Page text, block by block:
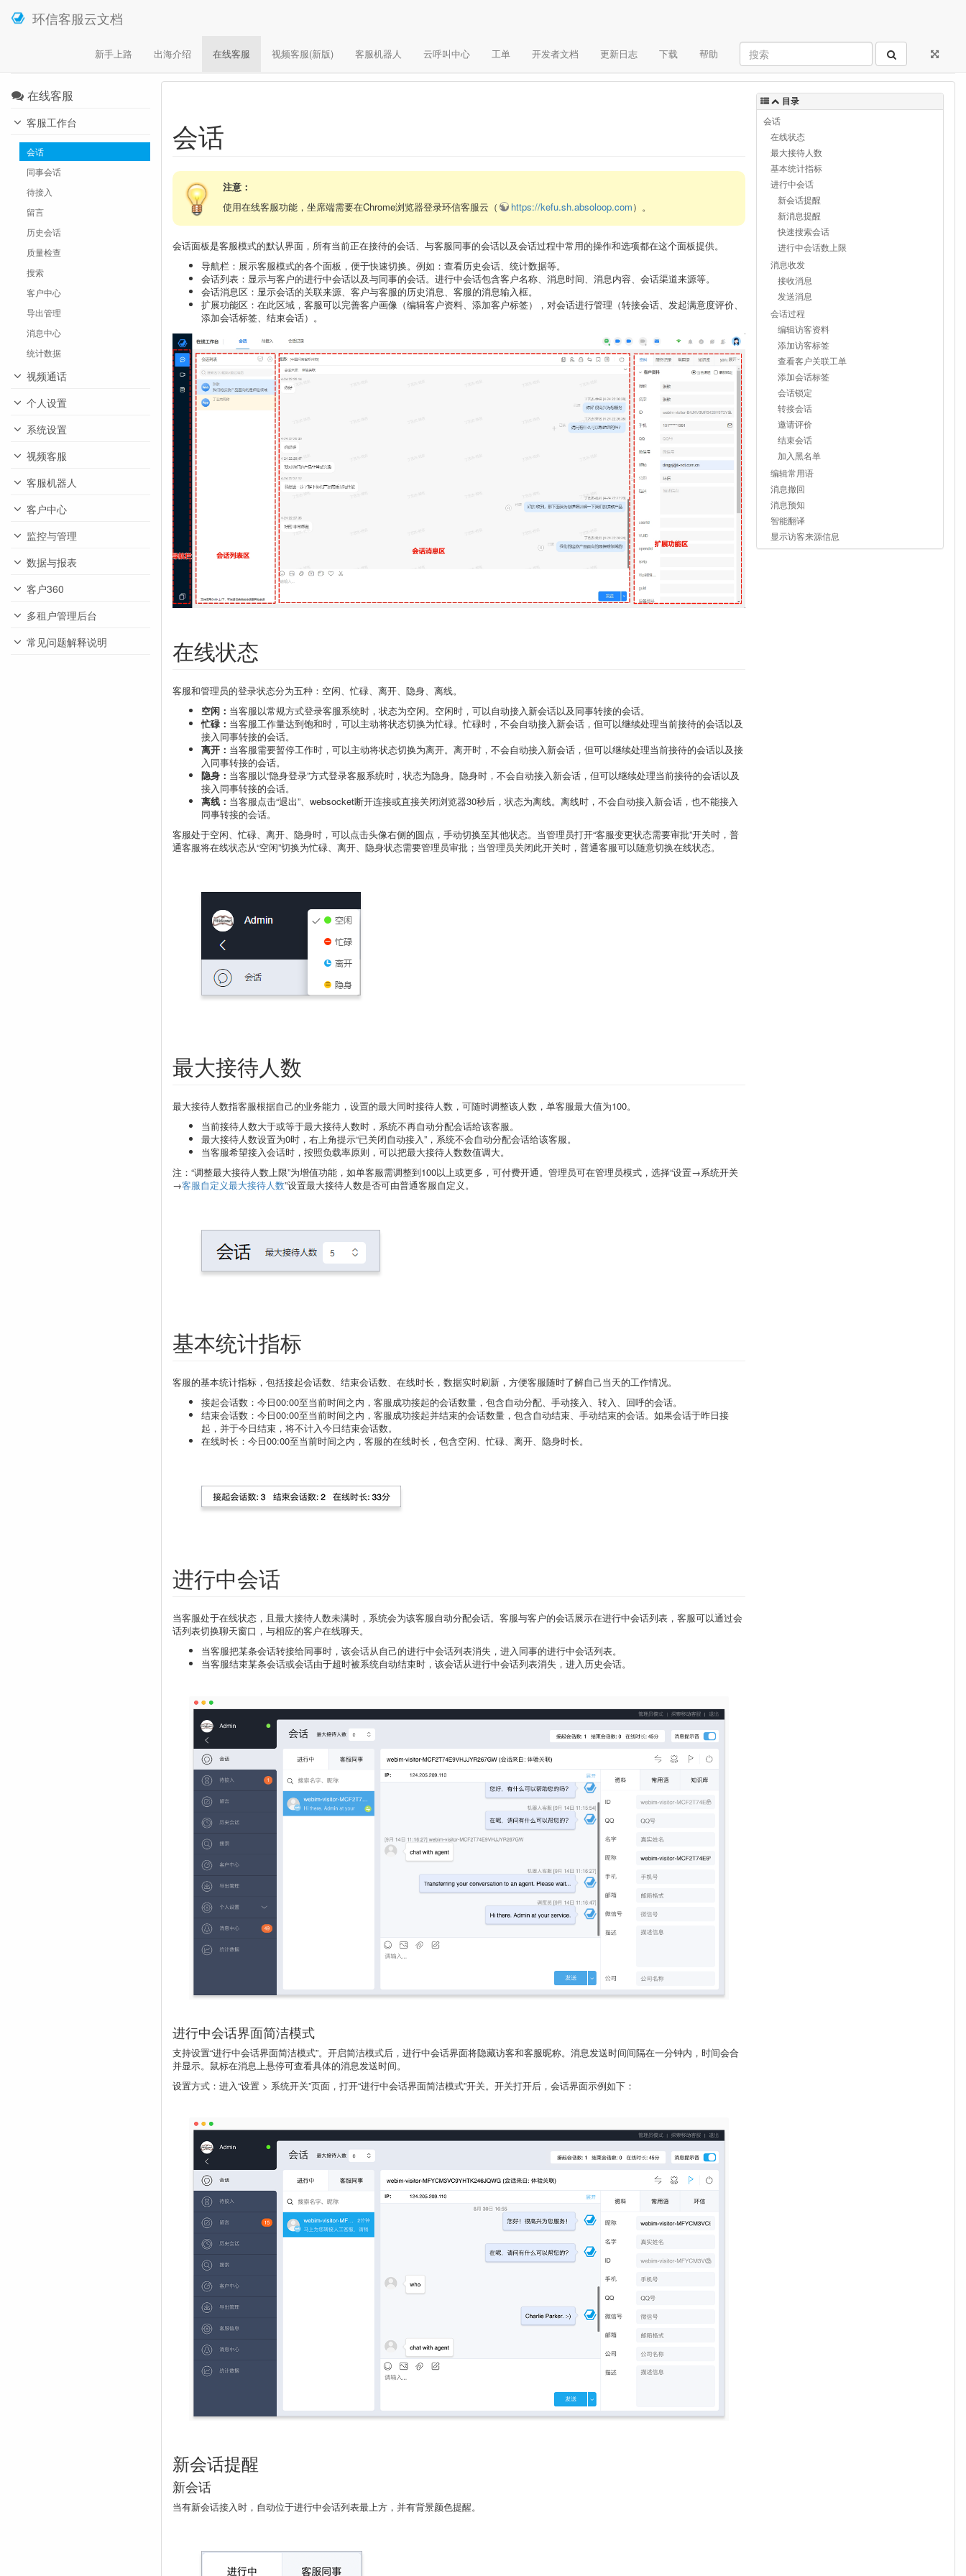
环信客服云文档
新手上路 出海介绍 在线客服 视频客服(新版) 客服机器人 云呼叫中心 工单 开发者文档 更新日志 下载 帮助
在线客服
客服工作台
会话
同事会话
待接入
留言
历史会话
质量检查
搜索
客户中心
导出管理
消息中心
统计数据
视频通话
个人设置
系统设置
视频客服
客服机器人
客户中心
监控与管理
数据与报表
客户360
多租户管理后台
常见问题解释说明
会话
注意：
使用在线客服功能，坐席端需要在Chrome浏览器登录环信客服云（
https://kefu.sh.absoloop.com）。
会话面板是客服模式的默认界面，所有当前正在接待的会话、与客服同事的会话以及会话过程中常用的操作和选项都在这个面板提供。
导航栏：展示客服模式的各个面板，便于快速切换。例如：查看历史会话、统计数据等。
会话列表：显示与客户的进行中会话以及与同事的会话。进行中会话包含客户名称、消息时间、消息内容、会话渠道来源等。
会话消息区：显示会话的关联来源、客户与客服的历史消息、客服的消息输入框。
扩展功能区：在此区域，客服可以完善客户画像（编辑客户资料、添加客户标签），对会话进行管理（转接会话、发起满意度评价、
添加会话标签、结束会话）。
在线状态
客服和管理员的登录状态分为五种：空闲、忙碌、离开、隐身、离线。
空闲： 当客服以常规方式登录客服系统时，状态为空闲。空闲时，可以自动接入新会话以及同事转接的会话。
忙碌： 当客服工作量达到饱和时，可以主动将状态切换为忙碌。忙碌时，不会自动接入新会话，但可以继续处理当前接待的会话以及
接入同事转接的会话。
离开： 当客服需要暂停工作时，可以主动将状态切换为离开。离开时，不会自动接入新会话，但可以继续处理当前接待的会话以及接
入同事转接的会话。
隐身： 当客服以“隐身登录”方式登录客服系统时，状态为隐身。隐身时，不会自动接入新会话，但可以继续处理当前接待的会话以及
接入同事转接的会话。
离线： 当客服点击“退出”、websocket断开连接或直接关闭浏览器30秒后，状态为离线。离线时，不会自动接入新会话，也不能接入
同事转接的会话。
客服处于空闲、忙碌、离开、隐身时，可以点击头像右侧的圆点，手动切换至其他状态。当管理员打开“客服变更状态需要审批”开关时，普
通客服将在线状态从“空闲”切换为忙碌、离开、隐身状态需要管理员审批；当管理员关闭此开关时，普通客服可以随意切换在线状态。
最大接待人数
最大接待人数指客服根据自己的业务能力，设置的最大同时接待人数，可随时调整该人数，单客服最大值为100。
当前接待人数大于或等于最大接待人数时，系统不再自动分配会话给该客服。
最大接待人数设置为0时，右上角提示“已关闭自动接入”，系统不会自动分配会话给该客服。
当客服希望接入会话时，按照负载率原则，可以把最大接待人数数值调大。
注：“调整最大接待人数上限”为增值功能，如单客服需调整到100以上或更多，可付费开通。管理员可在管理员模式，选择“设置→系统开关
→客服自定义最大接待人数”设置最大接待人数是否可由普通客服自定义。
基本统计指标
客服的基本统计指标，包括接起会话数、结束会话数、在线时长，数据实时刷新，方便客服随时了解自己当天的工作情况。
接起会话数：今日00:00至当前时间之内，客服成功接起的会话数量，包含自动分配、手动接入、转入、回呼的会话。
结束会话数：今日00:00至当前时间之内，客服成功接起并结束的会话数量，包含自动结束、手动结束的会话。如果会话于昨日接
起，并于今日结束，将不计入今日结束会话数。
在线时长：今日00:00至当前时间之内，客服的在线时长，包含空闲、忙碌、离开、隐身时长。
进行中会话
当客服处于在线状态，且最大接待人数未满时，系统会为该客服自动分配会话。客服与客户的会话展示在进行中会话列表，客服可以通过会
话列表切换聊天窗口，与相应的客户在线聊天。
当客服把某条会话转接给同事时，该会话从自己的进行中会话列表消失，进入同事的进行中会话列表。
当客服结束某条会话或会话由于超时被系统自动结束时，该会话从进行中会话列表消失，进入历史会话。
进行中会话界面简洁模式
支持设置“进行中会话界面简洁模式”。开启简洁模式后，进行中会话界面将隐藏访客和客服昵称。消息发送时间间隔在一分钟内，时间会合
并显示。鼠标在消息上悬停可查看具体的消息发送时间。
设置方式：进入“设置 > 系统开关”页面，打开“进行中会话界面简洁模式”开关。开关打开后，会话界面示例如下：
新会话提醒
新会话
当有新会话接入时，自动位于进行中会话列表最上方，并有背景颜色提醒。
目录
会话
在线状态
最大接待人数
基本统计指标
进行中会话
新会话提醒
新消息提醒
快速搜索会话
进行中会话数上限
消息收发
接收消息
发送消息
会话过程
编辑访客资料
添加访客标签
查看客户关联工单
添加会话标签
会话锁定
转接会话
邀请评价
结束会话
加入黑名单
编辑常用语
消息撤回
消息预知
智能翻译
显示访客来源信息